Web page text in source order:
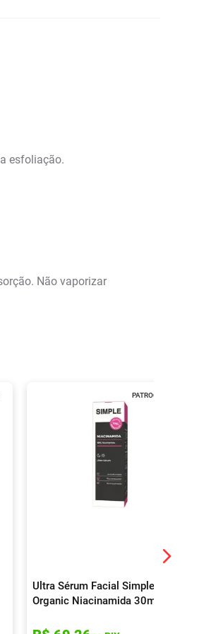
esfoliação.
Não vaporizar
PATROCINADO
Ultra Sérum Facial Simple
Organic Niacinamida 30ml